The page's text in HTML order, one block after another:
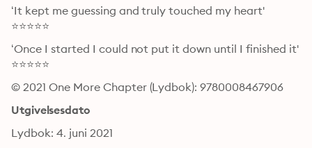
‘It kept me guessing and truly touched my heart'
⭐⭐⭐⭐⭐
‘Once I started I could not put it down until I finished it'
⭐⭐⭐⭐⭐
© 2021 One More Chapter (Lydbok): 9780008467906
Utgivelsesdato
Lydbok: 4. juni 2021